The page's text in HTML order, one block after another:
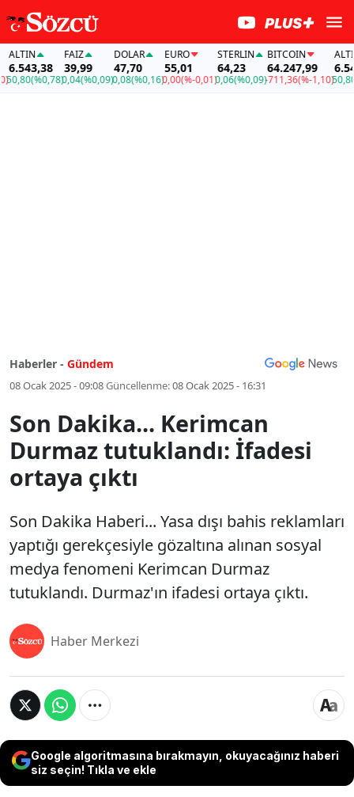
(%0,78)
FAİZ
39,99
0,04(%0,09)
DOLAR
47,70
0,08(%0,16)
EURO
55,01
0,00(%-0,01)
STERLIN
64,23
0,06(%0,09)
BITCOIN
64.247,99
-711,36(%-1,10)
ALTIN
50,80
Haberler - Gündem
08 Ocak 2025 - 09:08Güncellenme:08 Ocak 2025 - 16:31
Son Dakika... Kerimcan
Durmaz tutuklandı: İfadesi
ortaya çıktı
Son Dakika Haberi... Yasa dışı bahis reklamları
yaptığı gerekçesiyle gözaltına alınan sosyal
medya fenomeni Kerimcan Durmaz
tutuklandı. Durmaz'ın ifadesi ortaya çıktı.
Haber Merkezi
Google algoritmasına bırakmayın, okuyacağınız haberi
siz seçin! Tıkla ve ekle